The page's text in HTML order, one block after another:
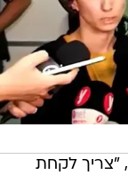
"צריך לקחת